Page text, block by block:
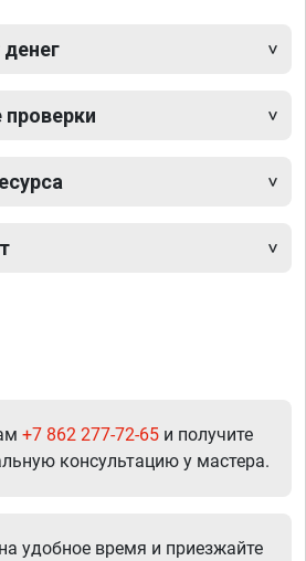
денег
+7 862 277-72-65 и получите
консультацию у мастера.
удобное время и приезжайте